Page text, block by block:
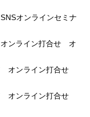
オンラインセミナ
ンライン打合せ オ
オンライン打合せ
オンライン打合せ